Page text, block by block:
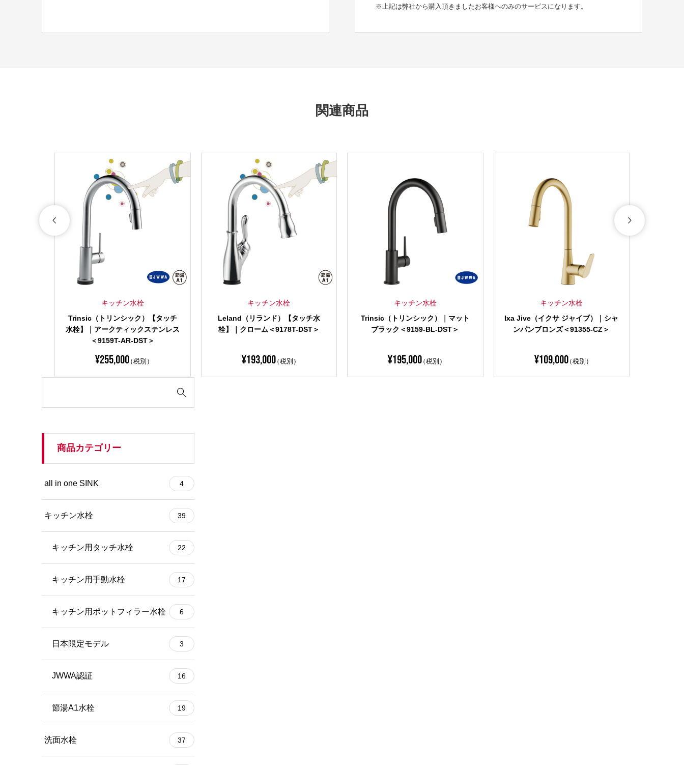
※上記は弊社から購入頂きましたお客様へのみのサービスになります。
関連商品
キッチン水栓
Contemporary wall Mount（コン
テンポラリー) ポット・フィラー｜
クローム＜1165LF＞
¥219,000（税別）
キッチン水栓
Trinsic（トリンシック）【タッチ
水栓】｜シャンパンブロンズ＜915
¥289,000（税別）
キッチン水栓
【タッチ水栓専用】ACアダプター
＜ROC-EP73954＞
¥21,000（税別）
キッチン水栓
Ixa Jive（イクサ ジャイブ）｜クロ
ーム＜91355＞
¥94,000（税別）
対

商品カテゴリー
all in one SINK 4
キッチン水栓 39
キッチン用タッチ水栓 22
キッチン用手動水栓 17
キッチン用ポットフィラー水栓 6
日本限定モデル 3
JWWA認証 16
節湯A1水栓 19
洗面水栓 37